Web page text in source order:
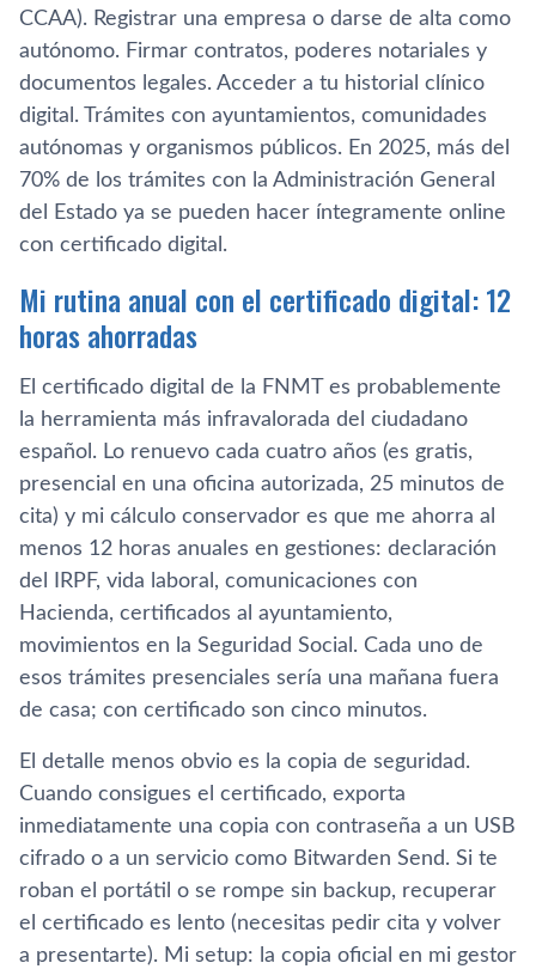
CCAA). Registrar una empresa o darse de alta como
autónomo. Firmar contratos, poderes notariales y
documentos legales. Acceder a tu historial clínico
digital. Trámites con ayuntamientos, comunidades
autónomas y organismos públicos. En 2025, más del
70% de los trámites con la Administración General
del Estado ya se pueden hacer íntegramente online
con certificado digital.
Mi rutina anual con el certificado digital: 12
horas ahorradas
El certificado digital de la FNMT es probablemente
la herramienta más infravalorada del ciudadano
español. Lo renuevo cada cuatro años (es gratis,
presencial en una oficina autorizada, 25 minutos de
cita) y mi cálculo conservador es que me ahorra al
menos 12 horas anuales en gestiones: declaración
del IRPF, vida laboral, comunicaciones con
Hacienda, certificados al ayuntamiento,
movimientos en la Seguridad Social. Cada uno de
esos trámites presenciales sería una mañana fuera
de casa; con certificado son cinco minutos.
El detalle menos obvio es la copia de seguridad.
Cuando consigues el certificado, exporta
inmediatamente una copia con contraseña a un USB
cifrado o a un servicio como Bitwarden Send. Si te
roban el portátil o se rompe sin backup, recuperar
el certificado es lento (necesitas pedir cita y volver
a presentarte). Mi setup: la copia oficial en mi gestor